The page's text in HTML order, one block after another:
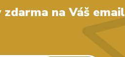
na Váš email